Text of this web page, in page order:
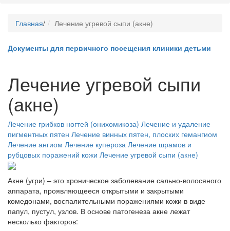
Главная/ Лечение угревой сыпи (акне)
Документы для первичного посещения клиники детьми
Лечение угревой сыпи
(акне)
Лечение грибков ногтей (онихомикоза) Лечение и удаление
пигментных пятен Лечение винных пятен, плоских гемангиом
Лечение ангиом Лечение купероза Лечение шрамов и
рубцовых поражений кожи Лечение угревой сыпи (акне)
Акне (угри) – это хроническое заболевание сально-волосяного
аппарата, проявляющееся открытыми и закрытыми
комедонами, воспалительными поражениями кожи в виде
папул, пустул, узлов. В основе патогенеза акне лежат
несколько факторов: